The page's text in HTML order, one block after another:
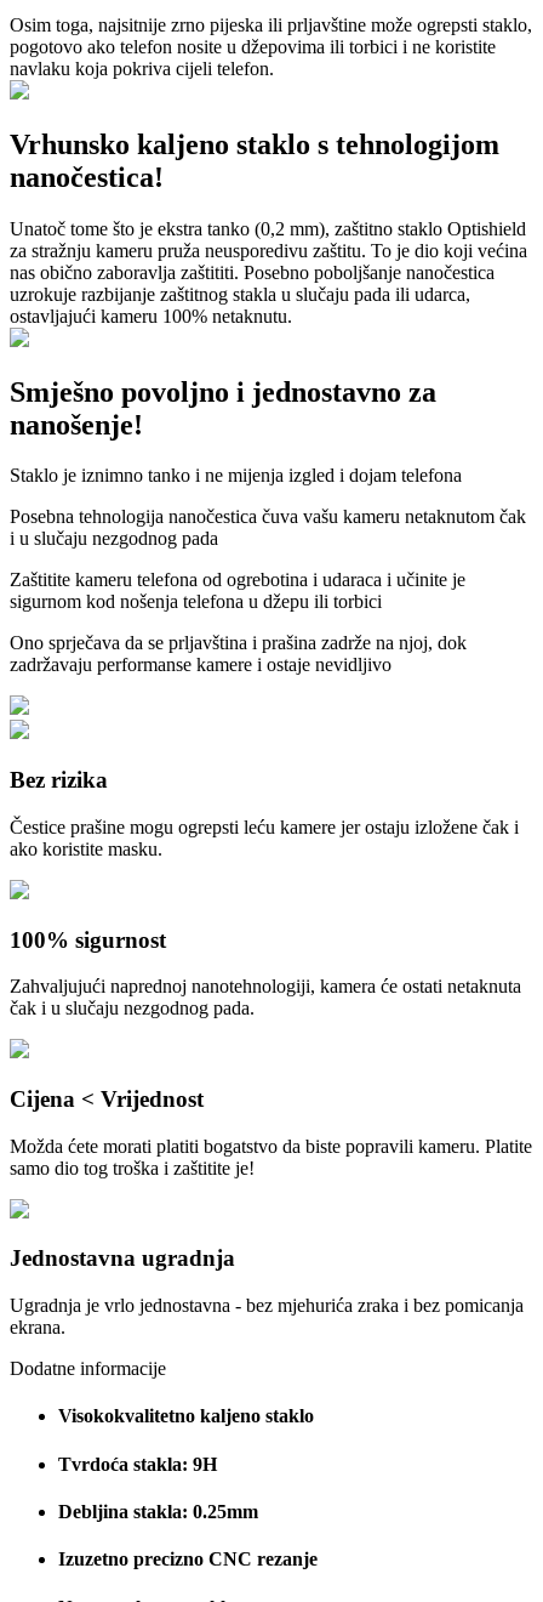
Osim toga, najsitnije zrno pijeska ili prljavštine može ogrepsti staklo,
pogotovo ako telefon nosite u džepovima ili torbici i ne koristite
navlaku koja pokriva cijeli telefon.
Vrhunsko kaljeno staklo s tehnologijom
nanočestica!
Unatoč tome što je ekstra tanko (0,2 mm), zaštitno staklo Optishield
za stražnju kameru pruža neusporedivu zaštitu. To je dio koji većina
nas obično zaboravlja zaštititi. Posebno poboljšanje nanočestica
uzrokuje razbijanje zaštitnog stakla u slučaju pada ili udarca,
ostavljajući kameru 100% netaknutu.
Smješno povoljno i jednostavno za
nanošenje!
Staklo je iznimno tanko i ne mijenja izgled i dojam telefona
Posebna tehnologija nanočestica čuva vašu kameru netaknutom čak
i u slučaju nezgodnog pada
Zaštitite kameru telefona od ogrebotina i udaraca i učinite je
sigurnom kod nošenja telefona u džepu ili torbici
Ono sprječava da se prljavština i prašina zadrže na njoj, dok
zadržavaju performanse kamere i ostaje nevidljivo
Bez rizika
Čestice prašine mogu ogrepsti leću kamere jer ostaju izložene čak i
ako koristite masku.
100% sigurnost
Zahvaljujući naprednoj nanotehnologiji, kamera će ostati netaknuta
čak i u slučaju nezgodnog pada.
Cijena < Vrijednost
Možda ćete morati platiti bogatstvo da biste popravili kameru. Platite
samo dio tog troška i zaštitite je!
Jednostavna ugradnja
Ugradnja je vrlo jednostavna - bez mjehurića zraka i bez pomicanja
ekrana.
Dodatne informacije
Visokokvalitetno kaljeno staklo
Tvrdoća stakla: 9H
Debljina stakla: 0.25mm
Izuzetno precizno CNC rezanje